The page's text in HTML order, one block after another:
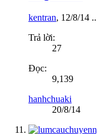
kentran, 12/8/14
Trả lời:
27
Đọc:
9,139
hanhchuaki
20/8/14